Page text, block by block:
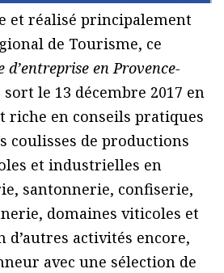
et réalisé principalement
de Tourisme, ce
d’entreprise en Provence-
sort le 13 décembre 2017 en
riche en conseils pratiques
coulisses de productions
et industrielles en
santonnerie, confiserie,
domaines viticoles et
d’autres activités encore,
avec une sélection de